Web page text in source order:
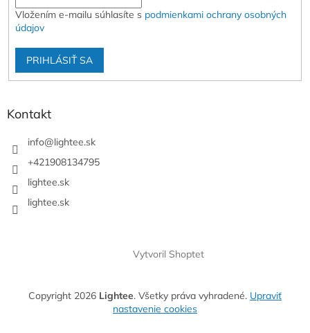
Vložením e-mailu súhlasíte s podmienkami ochrany osobných
údajov
PRIHLÁSIŤ SA
Kontakt
info@lightee.sk
+421908134795
lightee.sk
lightee.sk
Vytvoril Shoptet
Copyright 2026 Lightee. Všetky práva vyhradené. Upraviť
nastavenie cookies